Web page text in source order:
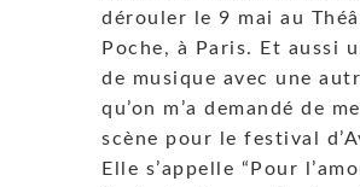
dérouler le 9 mai au
Poche, à Paris. Et aussi
de musique avec une
qu’on m’a demandé de
scène pour le festival
Elle s’appelle “Pour